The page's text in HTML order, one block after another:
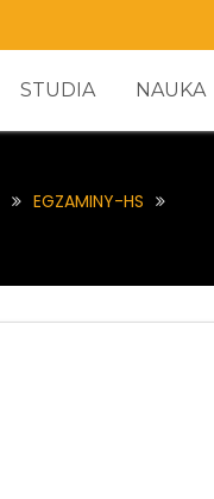
STUDIA NAUKA
EGZAMINY-HS